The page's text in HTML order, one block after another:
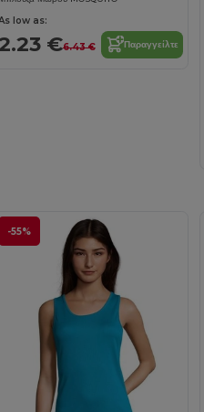
low as:
€6.43 € Παραγγείλτε
-55%